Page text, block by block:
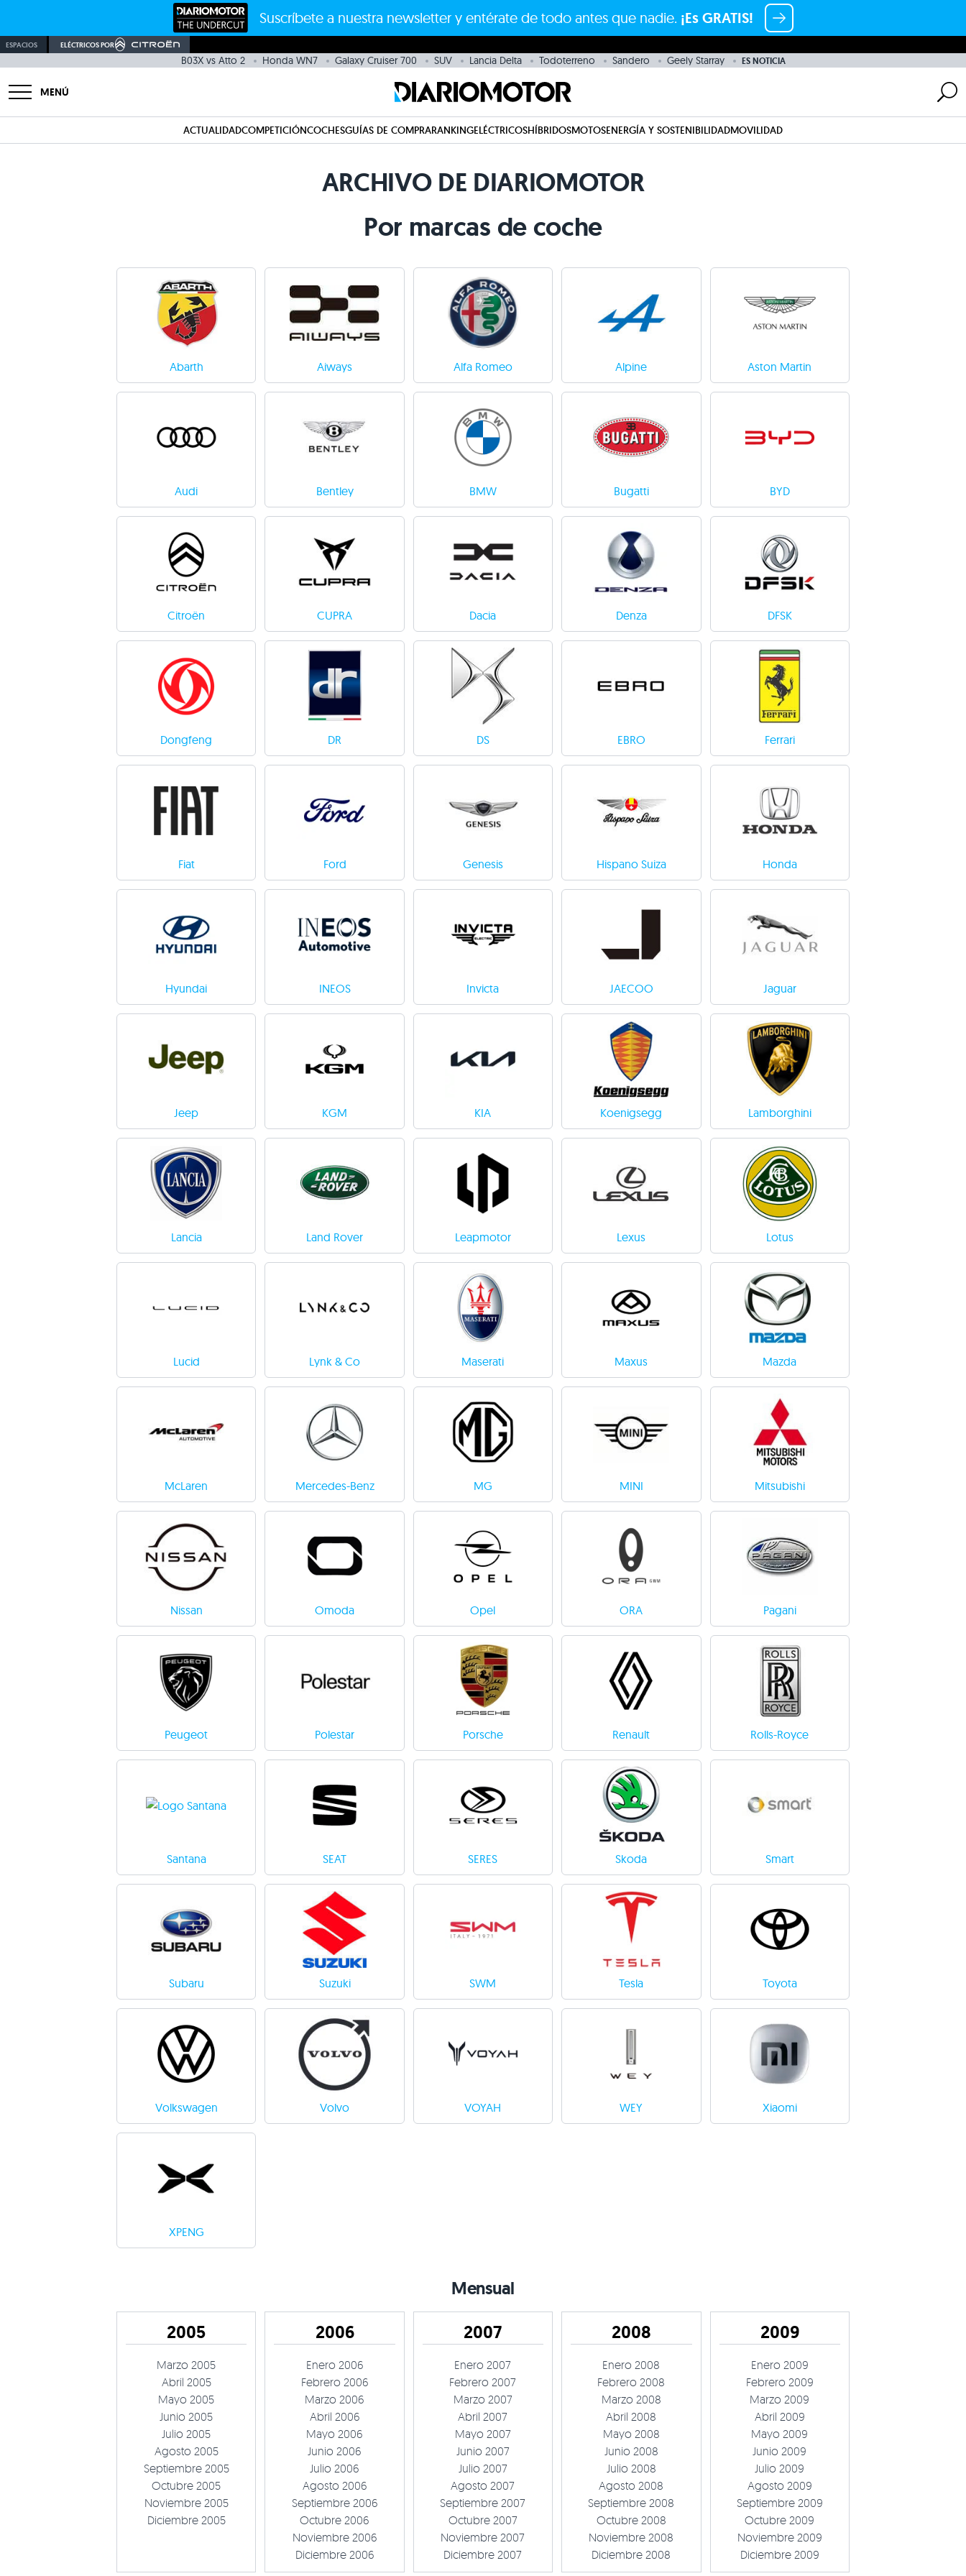
Suscríbete a nuestra newsletter y entérate de todo antes que nadie. ¡Es GRATIS!
ESPACIOS ELÉCTRICOS POR
B03X vs Atto 2 Honda WN7 Galaxy Cruiser 700 SUV Lancia Delta Todoterreno Sandero Geely Starray ES NOTICIA
MENÚ
ACTUALIDADCOMPETICIÓNCOCHESGUÍAS DE COMPRARANKINGELÉCTRICOSHÍBRIDOSMOTOSENERGÍA Y SOSTENIBILIDADMOVILIDAD
ARCHIVO DE DIARIOMOTOR
Por marcas de coche
Abarth Aiways Alfa Romeo Alpine Aston Martin
Audi Bentley BMW Bugatti BYD
Citroën CUPRA Dacia Denza DFSK
Dongfeng DR DS EBRO Ferrari
Fiat Ford Genesis Hispano Suiza Honda
Hyundai INEOS Invicta JAECOO Jaguar
Jeep KGM KIA Koenigsegg Lamborghini
Lancia Land Rover Leapmotor Lexus Lotus
Lucid Lynk & Co Maserati Maxus Mazda
McLaren Mercedes-Benz MG MINI Mitsubishi
Nissan Omoda Opel ORA Pagani
Peugeot Polestar Porsche Renault Rolls-Royce
Santana SEAT SERES Skoda Smart
Subaru Suzuki SWM Tesla Toyota
Volkswagen Volvo VOYAH WEY Xiaomi
XPENG
Mensual
2005
Marzo 2005
Abril 2005
Mayo 2005
Junio 2005
Julio 2005
Agosto 2005
Septiembre 2005
Octubre 2005
Noviembre 2005
Diciembre 2005
2006
Enero 2006
Febrero 2006
Marzo 2006
Abril 2006
Mayo 2006
Junio 2006
Julio 2006
Agosto 2006
Septiembre 2006
Octubre 2006
Noviembre 2006
Diciembre 2006
2007
Enero 2007
Febrero 2007
Marzo 2007
Abril 2007
Mayo 2007
Junio 2007
Julio 2007
Agosto 2007
Septiembre 2007
Octubre 2007
Noviembre 2007
Diciembre 2007
2008
Enero 2008
Febrero 2008
Marzo 2008
Abril 2008
Mayo 2008
Junio 2008
Julio 2008
Agosto 2008
Septiembre 2008
Octubre 2008
Noviembre 2008
Diciembre 2008
2009
Enero 2009
Febrero 2009
Marzo 2009
Abril 2009
Mayo 2009
Junio 2009
Julio 2009
Agosto 2009
Septiembre 2009
Octubre 2009
Noviembre 2009
Diciembre 2009